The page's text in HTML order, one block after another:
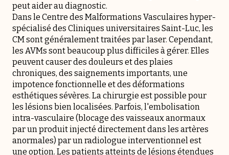
peut aider au diagnostic.
Dans le Centre des Malformations Vasculaires hyper-
spécialisé des Cliniques universitaires Saint-Luc, les
CM sont généralement traitées par laser. Cependant,
les AVMs sont beaucoup plus difficiles à gérer. Elles
peuvent causer des douleurs et des plaies
chroniques, des saignements importants, une
impotence fonctionnelle et des déformations
esthétiques sévères. La chirurgie est possible pour
les lésions bien localisées. Parfois, l'embolisation
intra-vasculaire (blocage des vaisseaux anormaux
par un produit injecté directement dans les artères
anormales) par un radiologue interventionnel est
une option. Les patients atteints de lésions étendues